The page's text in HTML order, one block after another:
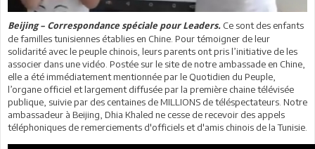
Beijing – Correspondance spéciale pour Leaders. Ce sont des enfants
de familles tunisiennes établies en Chine. Pour témoigner de leur
solidarité avec le peuple chinois, leurs parents ont pris l’initiative de les
associer dans une vidéo. Postée sur le site de notre ambassade en Chine,
elle a été immédiatement mentionnée par le Quotidien du Peuple,
l’organe officiel et largement diffusée par la première chaine télévisée
publique, suivie par des centaines de MILLIONS de téléspectateurs. Notre
ambassadeur à Beijing, Dhia Khaled ne cesse de recevoir des appels
téléphoniques de remerciements d'officiels et d'amis chinois de la Tunisie.